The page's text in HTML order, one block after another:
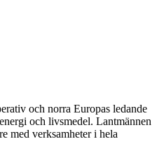
och norra Europas ledande
och livsmedel. Lantmännen
med verksamheter i hela